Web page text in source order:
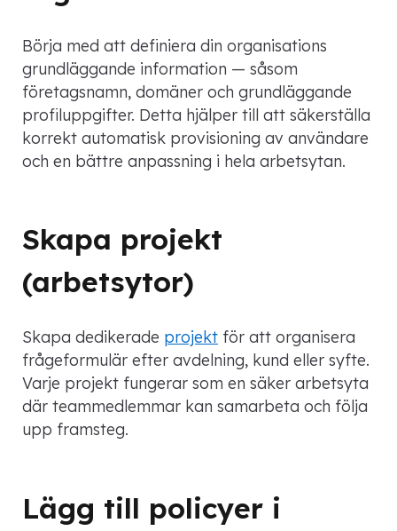
Börja med att definiera din organisations
grundläggande information — såsom
företagsnamn, domäner och grundläggande
profiluppgifter. Detta hjälper till att säkerställa
korrekt automatisk provisioning av användare
och en bättre anpassning i hela arbetsytan.
Skapa projekt
(arbetsytor)
Skapa dedikerade projekt för att organisera
frågeformulär efter avdelning, kund eller syfte.
Varje projekt fungerar som en säker arbetsyta
där teammedlemmar kan samarbeta och följa
upp framsteg.
Lägg till policyer i